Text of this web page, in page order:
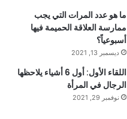
ما هو عدد المرات التي يجب
ممارسة العلاقة الحميمة فيها
أسبوعياً؟
ديسمبر 13, 2021
اللقاء الأول: أول 6 أشياء يلاحظها
الرجال في المرأة
نوفمبر 29, 2021